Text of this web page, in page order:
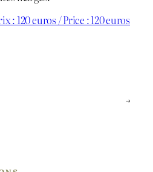
: 120 euros / Price : 120 euros
→